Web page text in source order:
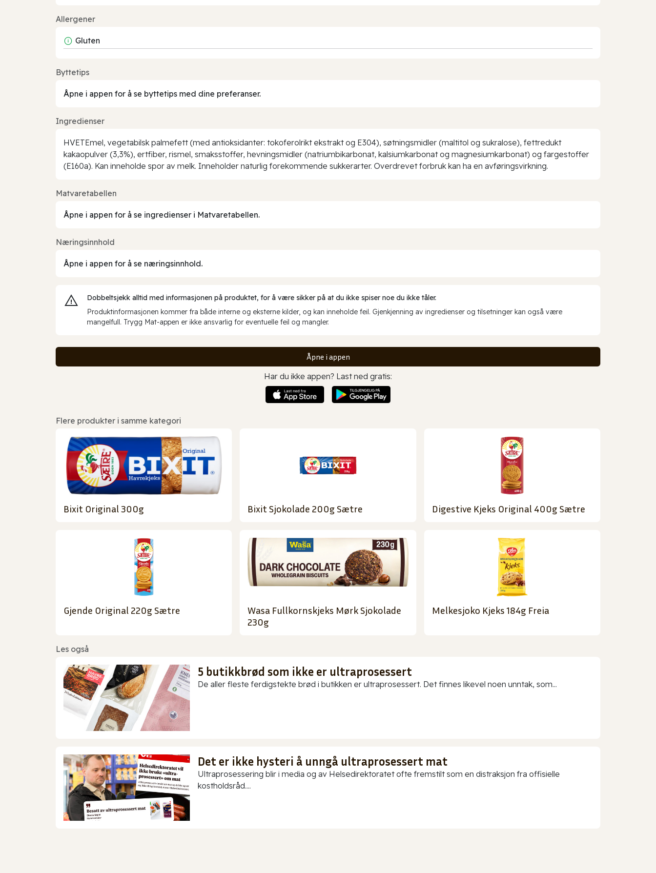
Allergener
Gluten
Byttetips
Åpne i appen for å se byttetips med dine preferanser.
Ingredienser
HVETEmel, vegetabilsk palmefett (med antioksidanter: tokoferolrikt ekstrakt og E304), søtningsmidler (maltitol og sukralose), fettredukt
kakaopulver (3,3%), ertfiber, rismel, smaksstoffer, hevningsmidler (natriumbikarbonat, kalsiumkarbonat og magnesiumkarbonat) og fargestoffer
(E160a). Kan inneholde spor av melk. Inneholder naturlig forekommende sukkerarter. Overdrevet forbruk kan ha en avføringsvirkning.
Matvaretabellen
Åpne i appen for å se ingredienser i Matvaretabellen.
Næringsinnhold
Åpne i appen for å se næringsinnhold.
Dobbeltsjekk alltid med informasjonen på produktet, for å være sikker på at du ikke spiser noe du ikke tåler.
Produktinformasjonen kommer fra både interne og eksterne kilder, og kan inneholde feil. Gjenkjenning av ingredienser og tilsetninger kan også være
mangelfull. Trygg Mat-appen er ikke ansvarlig for eventuelle feil og mangler.
Åpne i appen
Har du ikke appen? Last ned gratis:
Flere produkter i samme kategori
Bixit Original 300g Bixit Sjokolade 200g Sætre Digestive Kjeks Original 400g Sætre
Gjende Original 220g Sætre
Wasa Fullkornskjeks Mørk Sjokolade
230g
Melkesjoko Kjeks 184g Freia
Les også
5 butikkbrød som ikke er ultraprosessert
De aller fleste ferdigstekte brød i butikken er ultraprosessert. Det finnes likevel noen unntak, som...
Det er ikke hysteri å unngå ultraprosessert mat
Ultraprosessering blir i media og av Helsedirektoratet ofte fremstilt som en distraksjon fra offisielle
kostholdsråd....